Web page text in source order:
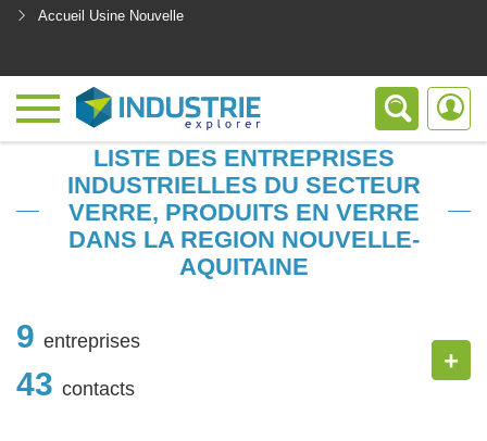
Accueil Usine Nouvelle
LISTE DES ENTREPRISES
INDUSTRIELLES DU SECTEUR
VERRE, PRODUITS EN VERRE
DANS LA REGION NOUVELLE-
AQUITAINE
9 entreprises
43 contacts
+